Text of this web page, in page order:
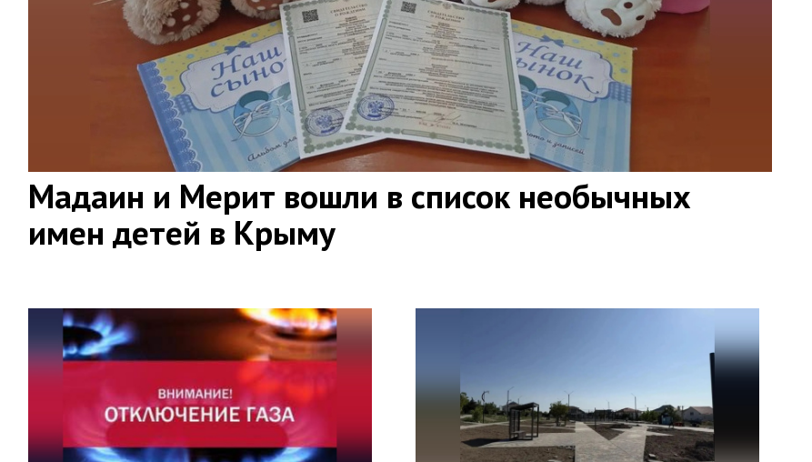
Мадаин и Мерит вошли в список необычных
имен детей в Крыму